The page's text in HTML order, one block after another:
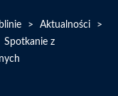
> Aktualności
>
Spotkanie z